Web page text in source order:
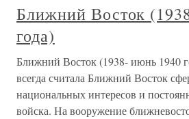
Ближний Восток
года)
Ближний Восток (1938- июнь 1940
всегда считала Ближний Восток
национальных интересов и
войска. На вооружение